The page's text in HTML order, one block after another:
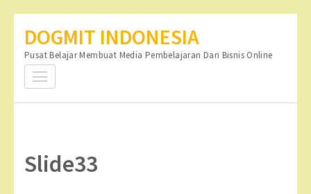
konten
(Tekan
DOGMIT INDONESIA
Pusat Belajar Membuat Media Pembelajaran Dan Bisnis Online
Slide33